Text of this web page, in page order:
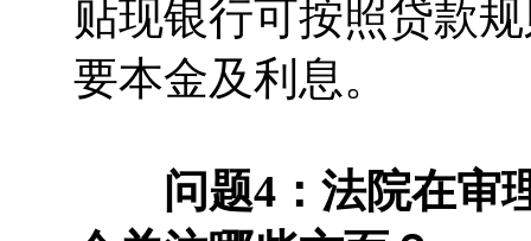
贴现银行可按照贷款
要本金及利息。
问题4：法院在审